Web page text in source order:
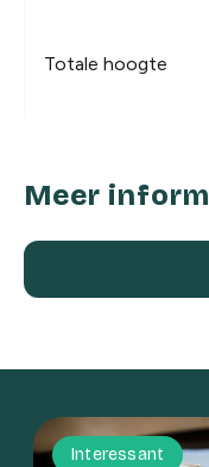
Totale hoogte
Meer
Interessant